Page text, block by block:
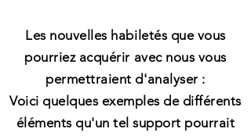
Les nouvelles habiletés que vous
pourriez acquérir avec nous vous
permettraient d'analyser :
Voici quelques exemples de différents
éléments qu'un tel support pourrait